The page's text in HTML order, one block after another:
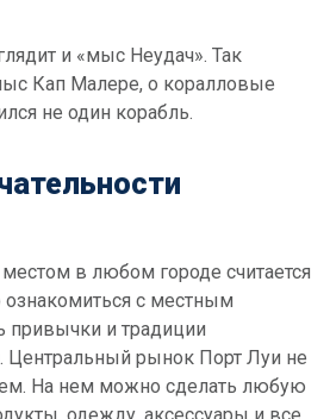
и «мыс Неудач». Так
Кап Малере, о коралловые
не один корабль.
в любом городе считается
с местным
привычки и традиции
Центральный рынок Порт Луи не
На нем можно сделать любую